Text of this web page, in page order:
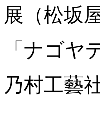
展（松坂
「ナゴヤ
乃村工藝